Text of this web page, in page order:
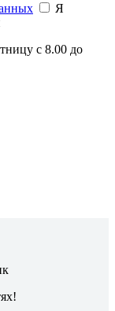
Я
с 8.00 до